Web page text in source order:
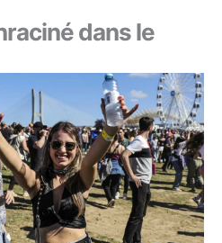
dans le